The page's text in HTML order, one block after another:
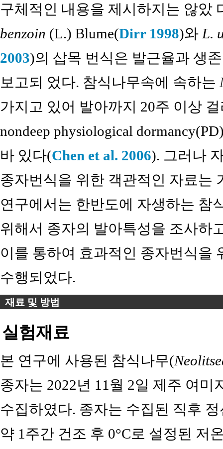
구체적인 내용을 제시하지는 않았
benzoin (L.) Blume(Dirr 1998)와 L.
2003)의 삽목 번식은 발근율과 생
보고되 었다. 참식나무속에 속하는
가지고 있어 발아까지 20주 이상
nondeep physiological
바 있다(Chen et al. 2006). 그러나
종자번식을 위한 객관적인 자료는
연구에서는 한반도에 자생하는 참
위해서 종자의 발아특성을 조사하
이를 통하여 효과적인 종자번식을
수행되었다.
재료 및 방법
실험재료
본 연구에 사용된 참식나무(
종자는 2022년 11월 2일 제주 여
수집하였다. 종자는 수집된 직후
약 1주간 건조 후 0°C로 설정된 저